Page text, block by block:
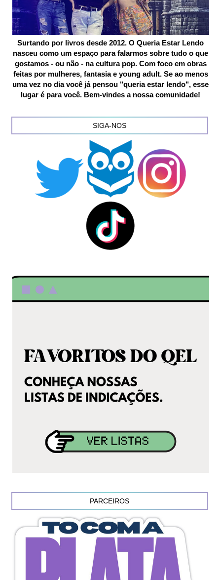
Surtando por livros desde 2012. O Queria Estar Lendo
nasceu como um espaço para falarmos sobre tudo o que
gostamos - ou não - na cultura pop. Com foco em obras
feitas por mulheres, fantasia e young adult. Se ao menos
uma vez no dia você já pensou "queria estar lendo", esse
lugar é para você. Bem-vindes a nossa comunidade!
SIGA-NOS
PARCEIROS